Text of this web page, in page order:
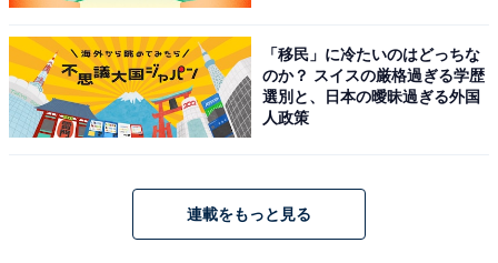
「移民」に冷たいのはどっちな
のか？ スイスの厳格過ぎる学歴
選別と、日本の曖昧過ぎる外国
人政策
連載をもっと見る